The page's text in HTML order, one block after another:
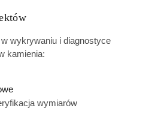
wykrywaniu i diagnostyce
kamienia:
wymiarów